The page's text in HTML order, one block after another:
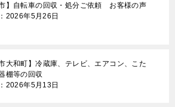
市】自転車の回収・処分ご依頼 お客様の声
2026年5月26日
市大和町】冷蔵庫、テレビ、エアコン、こた
棚等の回収
2026年5月13日